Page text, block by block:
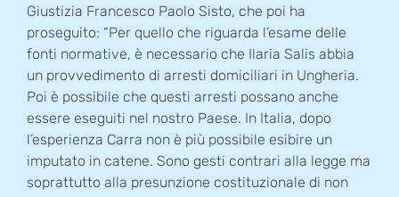
Giustizia Francesco Paolo Sisto, che poi ha
proseguito: “Per quello che riguarda l’esame delle
fonti normative, è necessario che Ilaria Salis abbia
un provvedimento di arresti domiciliari in Ungheria.
Poi è possibile che questi arresti possano anche
essere eseguiti nel nostro Paese. In Italia, dopo
l’esperienza Carra non è più possibile esibire un
imputato in catene. Sono gesti contrari alla legge ma
soprattutto alla presunzione costituzionale di non